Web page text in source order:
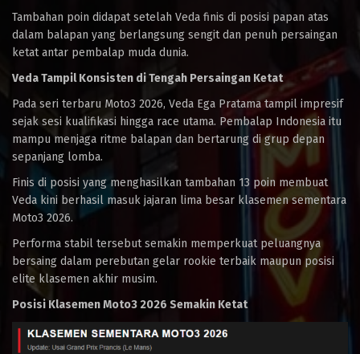
Tambahan poin didapat setelah Veda finis di posisi papan atas
dalam balapan yang berlangsung sengit dan penuh persaingan
ketat antar pembalap muda dunia.
Veda Tampil Konsisten di Tengah Persaingan Ketat
Pada seri terbaru Moto3 2026, Veda Ega Pratama tampil impresif
sejak sesi kualifikasi hingga race utama. Pembalap Indonesia itu
mampu menjaga ritme balapan dan bertarung di grup depan
sepanjang lomba.
Finis di posisi yang menghasilkan tambahan 13 poin membuat
Veda kini berhasil masuk jajaran lima besar klasemen sementara
Moto3 2026.
Performa stabil tersebut semakin memperkuat peluangnya
bersaing dalam perebutan gelar rookie terbaik maupun posisi
elite klasemen akhir musim.
Posisi Klasemen Moto3 2026 Semakin Ketat